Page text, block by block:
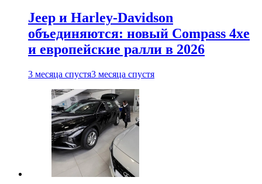
Jeep и Harley-Davidson
объединяются: новый Compass 4xe
и европейские ралли в 2026
3 месяца спустя3 месяца спустя